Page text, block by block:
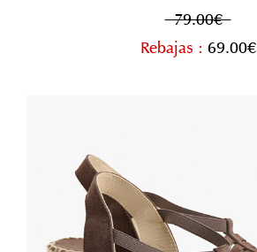
79.00€
Rebajas : 69.00€